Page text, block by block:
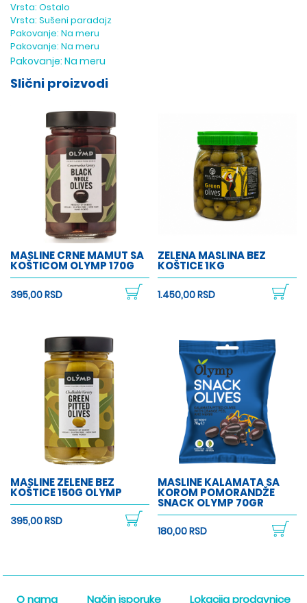
Vrsta:Ostalo
Vrsta:Sušeni paradajz
Pakovanje:Na meru
Pakovanje:Na meru
Pakovanje:Na meru
Slični proizvodi
MASLINE CRNE MAMUT SA
KOŠTICOM OLYMP 170G
395,00 RSD
ZELENA MASLINA BEZ
KOŠTICE 1KG
1.450,00 RSD
MASLINE ZELENE BEZ
KOŠTICE 150G OLYMP
395,00 RSD
MASLINE KALAMATA SA
KOROM POMORANDŽE
SNACK OLYMP 70GR
180,00 RSD
O nama Način isporuke Lokacija prodavnice